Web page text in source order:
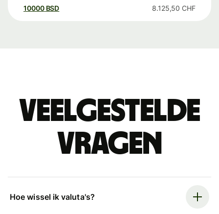
10000 BSD 8.125,50 CHF
Veelgestelde
vragen
Hoe wissel ik valuta's?